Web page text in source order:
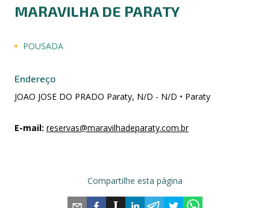
MARAVILHA DE PARATY
POUSADA
Endereço
JOAO JOSE DO PRADO Paraty, N/D - N/D • Paraty
E-mail: reservas@maravilhadeparaty.com.br
Compartilhe esta página